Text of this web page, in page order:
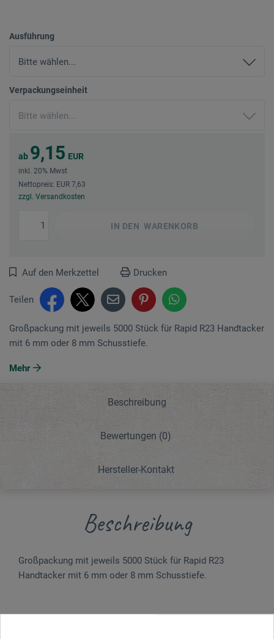
Ausführung
Verpackungseinheit
ab 9,15 EUR
inkl. 20% Mwst
Nettopreis: EUR 7,63
zzgl. Versandkosten
IN DEN WARENKORB
Auf den Merkzettel Drucken
Teilen
Großpackung mit jeweils 5000 Stück für Rapid R23 Handtacker
mit 6 mm oder 8 mm Schusstiefe.
Mehr
Beschreibung
Bewertungen (0)
Hersteller-Kontakt
Beschreibung
Großpackung mit jeweils 5000 Stück für Rapid R23
Handtacker mit 6 mm oder 8 mm Schusstiefe.